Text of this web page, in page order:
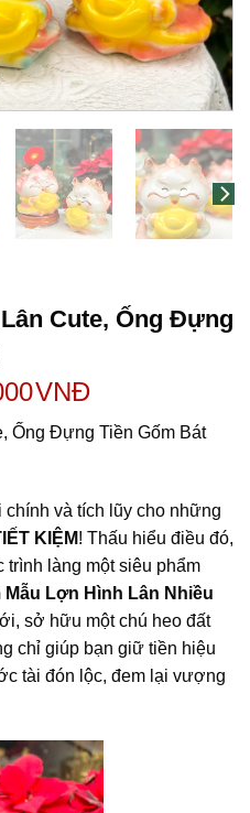
Cute, Ống Đựng
VNĐ
Ống Đựng Tiền Gốm Bát
chính và tích lũy cho những
KIỆM! Thấu hiểu điều đó,
trình làng một siêu phẩm
Mẫu Lợn Hình Lân Nhiều
sở hữu một chú heo đất
chỉ giúp bạn giữ tiền hiệu
tài đón lộc, đem lại vượng